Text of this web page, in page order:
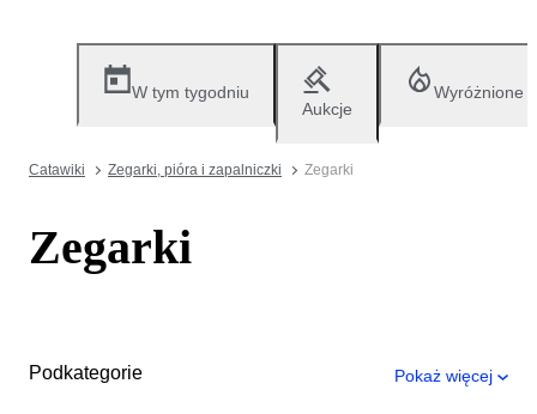
W tym tygodniu
Aukcje
Wyróżnione
Catawiki Zegarki, pióra i zapalniczki Zegarki
Zegarki
Podkategorie Pokaż więcej